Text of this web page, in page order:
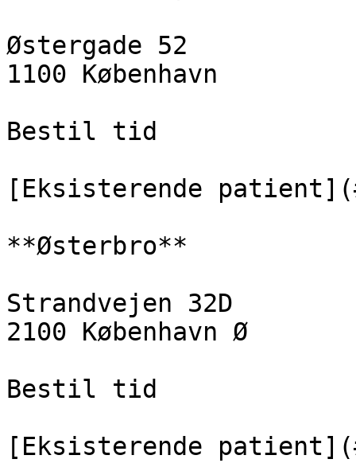
Østergade 52
1100 København
Bestil tid
[Eksisterende
**Østerbro**
Strandvejen 32D
2100 København Ø
Bestil tid
[Eksisterende